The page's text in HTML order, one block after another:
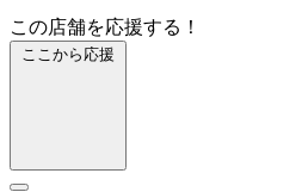
この店舗を応援する！
ここから応援